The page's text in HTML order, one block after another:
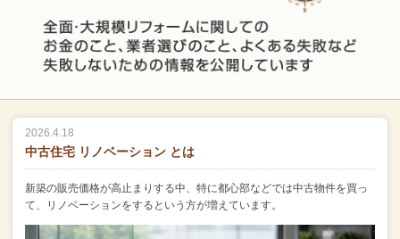
2026.4.18
中古住宅 リノベーション とは
新築の販売価格が高止まりする中、 特に都心部などでは中古物件を買っ
て、リノベーションをするという方が増えています。